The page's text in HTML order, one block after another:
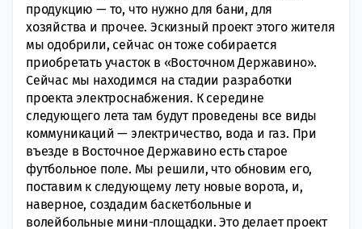
продукцию — то, что нужно для бани, для
хозяйства и прочее. Эскизный проект этого жителя
мы одобрили, сейчас он тоже собирается
приобретать участок в «Восточном Державино».
Сейчас мы находимся на стадии разработки
проекта электроснабжения. К середине
следующего лета там будут проведены все виды
коммуникаций — электричество, вода и газ. При
въезде в Восточное Державино есть старое
футбольное поле. Мы решили, что обновим его,
поставим к следующему лету новые ворота, и,
наверное, создадим баскетбольные и
волейбольные мини-площадки. Это делает проект